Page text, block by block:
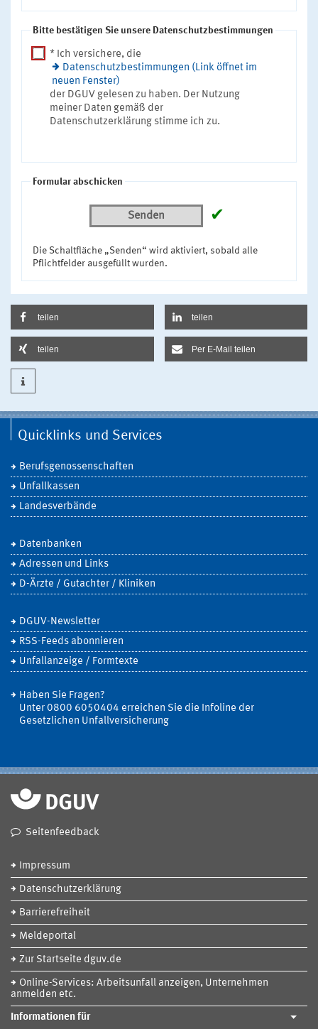
Bitte bestätigen Sie unsere Datenschutzbestimmungen
* Ich versichere, die
Datenschutzbestimmungen (Link öffnet im
neuen Fenster)
der DGUV gelesen zu haben. Der Nutzung
meiner Daten gemäß der
Datenschutzerklärung stimme ich zu.
Formular abschicken
Senden ✔
Die Schaltfläche „Senden“ wird aktiviert, sobald alle
Pflichtfelder ausgefüllt wurden.
teilen teilen
teilen Per E-Mail teilen
Quicklinks und Services
Berufsgenossenschaften
Unfallkassen
Landesverbände
Datenbanken
Adressen und Links
D-Ärzte / Gutachter / Kliniken
DGUV-Newsletter
RSS-Feeds abonnieren
Unfallanzeige / Formtexte
Haben Sie Fragen?
Unter 0800 6050404 erreichen Sie die Infoline der
Gesetzlichen Unfallversicherung
Seitenfeedback
Impressum
Datenschutzerklärung
Barrierefreiheit
Meldeportal
Zur Startseite dguv.de
Online-Services: Arbeitsunfall anzeigen, Unternehmen
anmelden etc.
Informationen für